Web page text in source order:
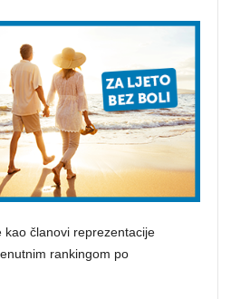
kao članovi reprezentacije
rankingom po